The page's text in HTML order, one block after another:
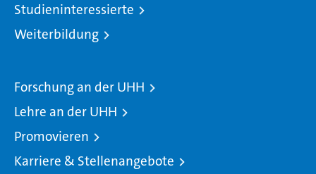
Studieninteressierte
Weiterbildung
Forschung an der UHH
Lehre an der UHH
Promovieren
Karriere & Stellenangebote